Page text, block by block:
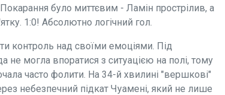
було миттєвим - Ламін прострілив, а
1:0! Абсолютно логічний гол.
контроль над своїми емоціями. Під
не могла впоратися з ситуацією на полі, тому
часто фолити. На 34-й хвилині "вершкові"
небезпечний підкат Чуамені, який не лише